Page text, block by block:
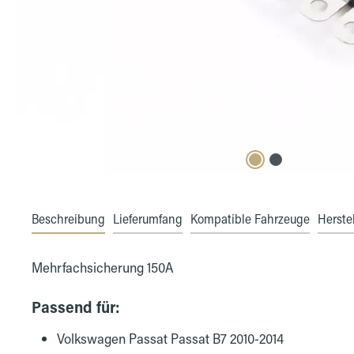
Beschreibung Lieferumfang Kompatible Fahrzeuge
Mehrfachsicherung 150A
Passend für:
Volkswagen Passat Passat B7 2010-2014